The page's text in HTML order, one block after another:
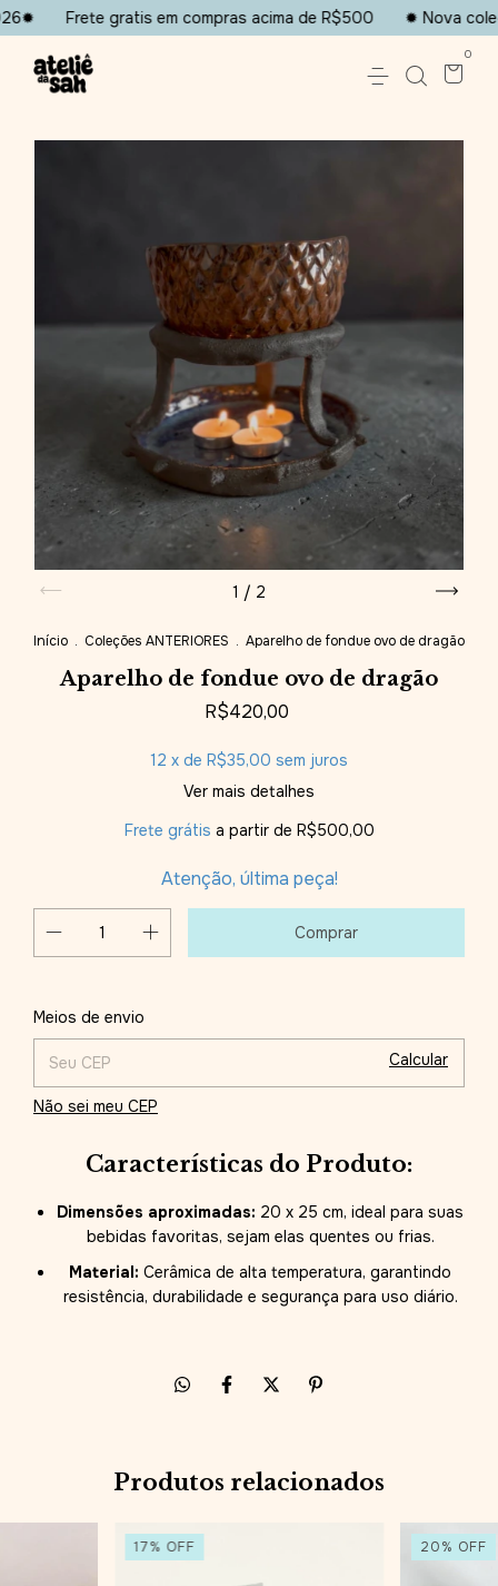
Frete gratis em compras acima de R$500 ✹ Nova
0
1 / 2
Início . Coleções ANTERIORES . Aparelho de fondue ovo de dragão
Aparelho de fondue ovo de dragão
R$420,00
12 x de R$35,00 sem juros
Ver mais detalhes
Frete grátis a partir de R$500,00
Atenção, última peça!
Entregas para o CEP:
Meios de envio
Calcular
Não sei meu CEP
Características do Produto:
Dimensões aproximadas: 20 x 25 cm, ideal para suas
bebidas favoritas, sejam elas quentes ou frias.
Material: Cerâmica de alta temperatura, garantindo
resistência, durabilidade e segurança para uso diário.
Produtos relacionados
17% OFF 20% OFF